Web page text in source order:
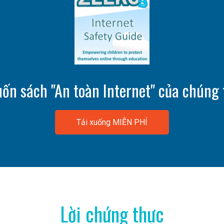
sách "An toàn Internet"của
Tải xuống MIỄN PHÍ
Lời chứng thực